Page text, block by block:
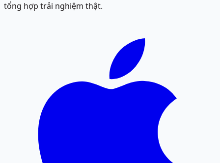
tổng hợp trải nghiệm thật.